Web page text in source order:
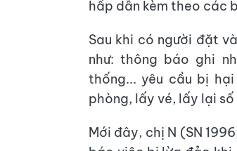
hấp dẫn kèm theo các
Sau khi có người đặt
như: thông báo ghi
thống... yêu cầu bị
phòng, lấy vé, lấy lại
Mới đây, chị N (SN